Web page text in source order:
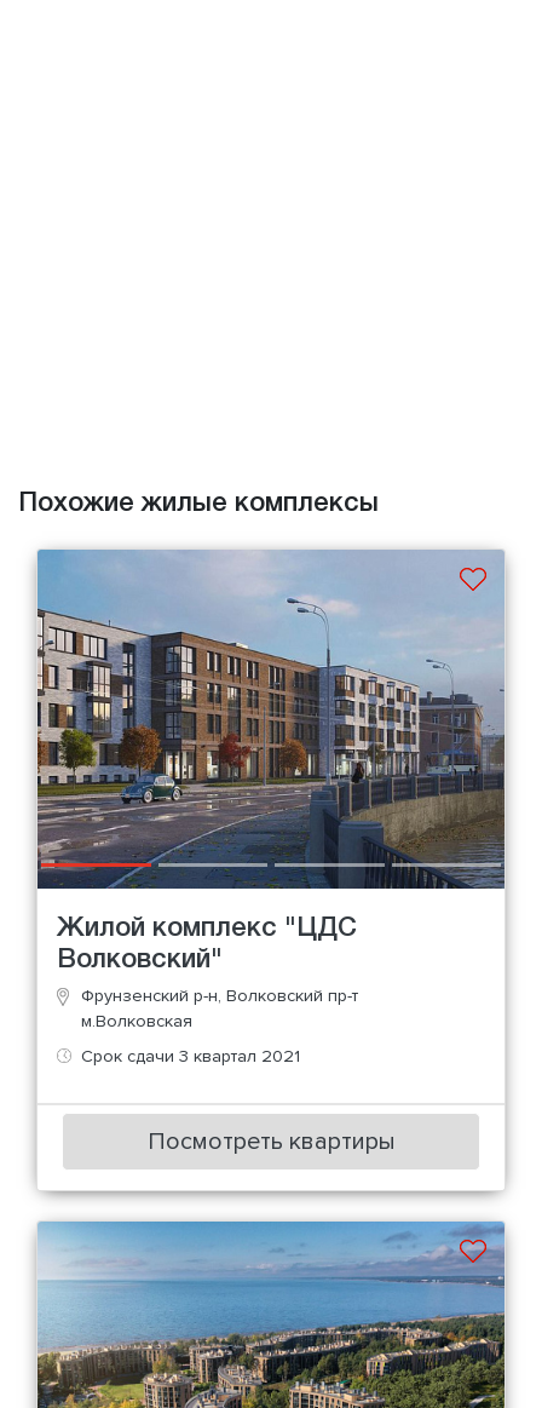
Похожие жилые комплексы
Жилой комплекс "ЦДС
Волковский"
Фрунзенский р-н, Волковский пр-т
м.Волковская
Срок сдачи 3 квартал 2021
Посмотреть квартиры